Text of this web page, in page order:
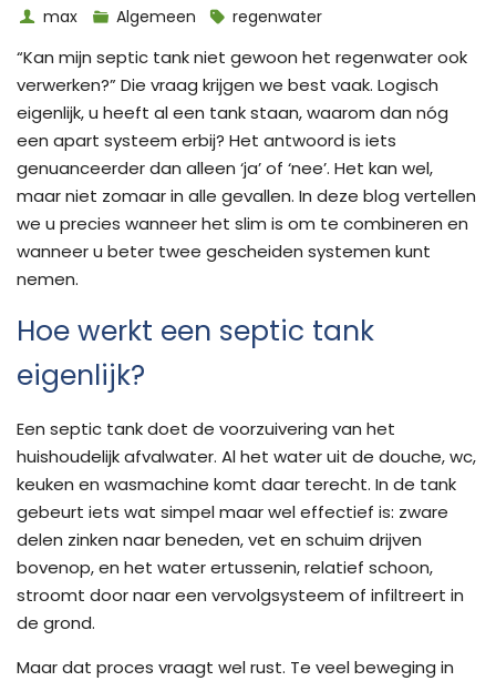
max Algemeen regenwater
“Kan mijn septic tank niet gewoon het regenwater ook
verwerken?” Die vraag krijgen we best vaak. Logisch
eigenlijk, u heeft al een tank staan, waarom dan nóg
een apart systeem erbij? Het antwoord is iets
genuanceerder dan alleen ‘ja’ of ‘nee’. Het kan wel,
maar niet zomaar in alle gevallen. In deze blog vertellen
we u precies wanneer het slim is om te combineren en
wanneer u beter twee gescheiden systemen kunt
nemen.
Hoe werkt een septic tank
eigenlijk?
Een septic tank doet de voorzuivering van het
huishoudelijk afvalwater. Al het water uit de douche, wc,
keuken en wasmachine komt daar terecht. In de tank
gebeurt iets wat simpel maar wel effectief is: zware
delen zinken naar beneden, vet en schuim drijven
bovenop, en het water ertussenin, relatief schoon,
stroomt door naar een vervolgsysteem of infiltreert in
de grond.
Maar dat proces vraagt wel rust. Te veel beweging in